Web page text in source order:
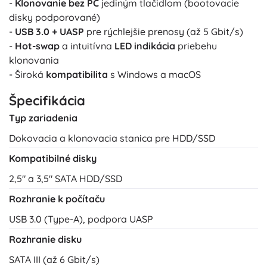
- Klonovanie bez PC jediným tlačidlom (bootovacie
disky podporované)
- USB 3.0 + UASP pre rýchlejšie prenosy (až 5 Gbit/s)
- Hot-swap a intuitívna LED indikácia priebehu
klonovania
- Široká kompatibilita s Windows a macOS
Špecifikácia
Typ zariadenia
Dokovacia a klonovacia stanica pre HDD/SSD
Kompatibilné disky
2,5" a 3,5" SATA HDD/SSD
Rozhranie k počítaču
USB 3.0 (Type-A), podpora UASP
Rozhranie disku
SATA III (až 6 Gbit/s)